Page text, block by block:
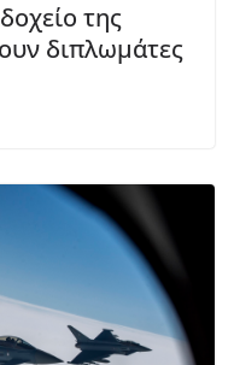
της
διπλωμάτες